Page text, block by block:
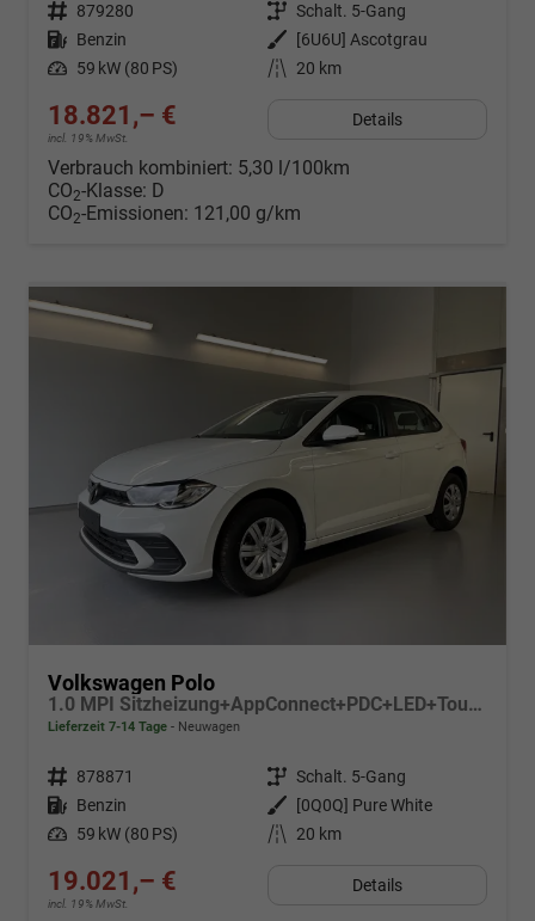
Fahrzeugnr. 879280 Getriebe Schalt. 5-Gang
Kraftstoff Benzin Außenfarbe
[6U6U] Ascotgrau
Leistung 59 kW (80 PS) Kilometerstand 20 km
18.821,– €
incl. 19% MwSt.
Details
Verbrauch kombiniert: 5,30 l/100km
CO2-Klasse: D
CO2-Emissionen: 121,00 g/km
Volkswagen Polo
1.0 MPI Sitzheizung+AppConnect+PDC+LED+Touch+Lichtsensor+MultiLenkrad
Lieferzeit 7-14 Tage Neuwagen
Fahrzeugnr. 878871 Getriebe Schalt. 5-Gang
Kraftstoff Benzin Außenfarbe
[0Q0Q] Pure White
Leistung 59 kW (80 PS) Kilometerstand 20 km
19.021,– €
incl. 19% MwSt.
Details